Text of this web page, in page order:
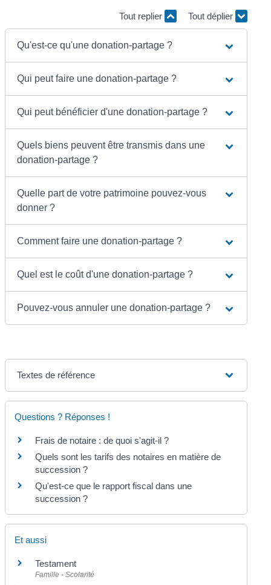
Tout replier Tout déplier
Qu'est-ce qu'une donation-partage ?
Qui peut faire une donation-partage ?
Qui peut bénéficier d'une donation-partage ?
Quels biens peuvent être transmis dans une
donation-partage ?
Quelle part de votre patrimoine pouvez-vous
donner ?
Comment faire une donation-partage ?
Quel est le coût d'une donation-partage ?
Pouvez-vous annuler une donation-partage ?
Textes de référence
Questions ? Réponses !
Frais de notaire : de quoi s'agit-il ?
Quels sont les tarifs des notaires en matière de
succession ?
Qu'est-ce que le rapport fiscal dans une
succession ?
Et aussi
Testament
Famille - Scolarité